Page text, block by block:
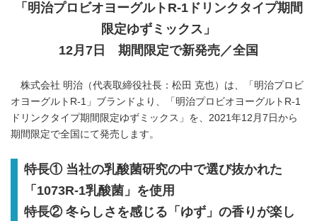
「明治プロビオヨーグルトR-1ドリンクタイプ期間
限定ゆずミックス」
12月7日 期間限定で新発売／全国
株式会社 明治（代表取締役社長：松田 克也）は、「明治プロビ
オヨーグルトR-1」ブランドより、「明治プロビオヨーグルトR-1
ドリンクタイプ期間限定ゆずミックス」を、2021年12月7日から
期間限定で全国にて発売します。
特長① 当社の乳酸菌研究の中で選び抜かれた
「1073R-1乳酸菌」を使用
特長② 冬らしさを感じる「ゆず」の香りが楽し